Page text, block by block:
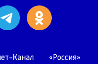
Канал «Россия»